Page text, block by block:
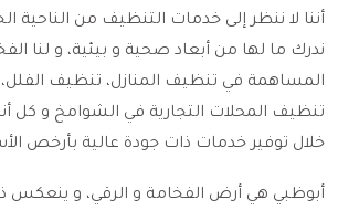
أننا لا ننظر إلى خدمات التنظيف من الناحية
ندرك ما لها من أبعاد صحية و بيئية، و لنا
المساهمة في تنظيف المنازل، تنظيف
تنظيف المحلات التجارية في الشوامخ و كل
خلال توفير خدمات ذات جودة عالية بأرخص
أبوظبي هي أرض الفخامة و الرقي، و ينعكس